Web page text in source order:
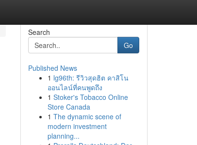
Search
Go
Published News
1 lg96th: รีวิวสุดฮิต คาสิโน
ออนไลน์ที่คนพูดถึง
1 Stoker's Tobacco Online
Store Canada
1 The dynamic scene of
modern investment
planning...